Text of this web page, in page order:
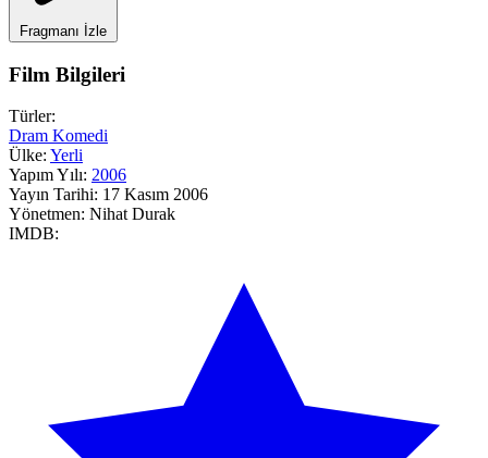
Fragmanı İzle
Film Bilgileri
Türler:
Dram Komedi
Ülke: Yerli
Yapım Yılı: 2006
Yayın Tarihi: 17 Kasım 2006
Yönetmen: Nihat Durak
IMDB: